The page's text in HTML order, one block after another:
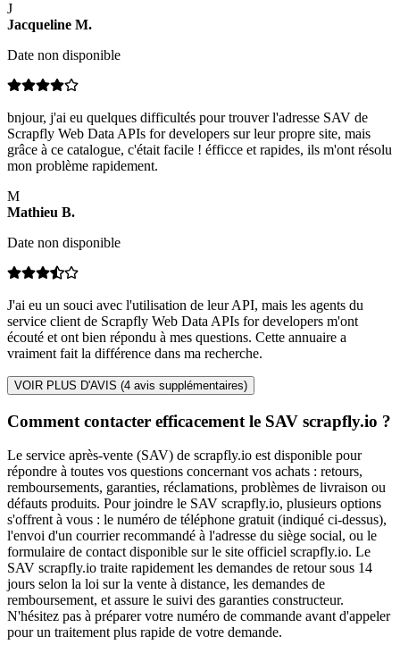
J
Jacqueline M.
Date non disponible
bnjour, j'ai eu quelques difficultés pour trouver l'adresse SAV de
Scrapfly Web Data APIs for developers sur leur propre site, mais
grâce à ce catalogue, c'était facile ! éfficce et rapides, ils m'ont résolu
mon problème rapidement.
M
Mathieu B.
Date non disponible
J'ai eu un souci avec l'utilisation de leur API, mais les agents du
service client de Scrapfly Web Data APIs for developers m'ont
écouté et ont bien répondu à mes questions. Cette annuaire a
vraiment fait la différence dans ma recherche.
VOIR PLUS D'AVIS (4 avis supplémentaires)
Comment contacter efficacement le SAV scrapfly.io ?
Le service après-vente (SAV) de scrapfly.io est disponible pour
répondre à toutes vos questions concernant vos achats : retours,
remboursements, garanties, réclamations, problèmes de livraison ou
défauts produits. Pour joindre le SAV scrapfly.io, plusieurs options
s'offrent à vous : le numéro de téléphone gratuit (indiqué ci-dessus),
l'envoi d'un courrier recommandé à l'adresse du siège social, ou le
formulaire de contact disponible sur le site officiel scrapfly.io. Le
SAV scrapfly.io traite rapidement les demandes de retour sous 14
jours selon la loi sur la vente à distance, les demandes de
remboursement, et assure le suivi des garanties constructeur.
N'hésitez pas à préparer votre numéro de commande avant d'appeler
pour un traitement plus rapide de votre demande.